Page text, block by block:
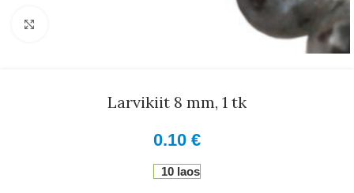
Larvikiit 8 mm, 1 tk
0.10 €
10 laos